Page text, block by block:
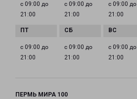
с 09:00 до
21:00
с 09:00 до
21:00
с 09:00 до
21:00
с 09:00 до
21:00
с 09:00 до
21:00
с 09:00 до
21:00
ПЕРМЬ МИРА 100